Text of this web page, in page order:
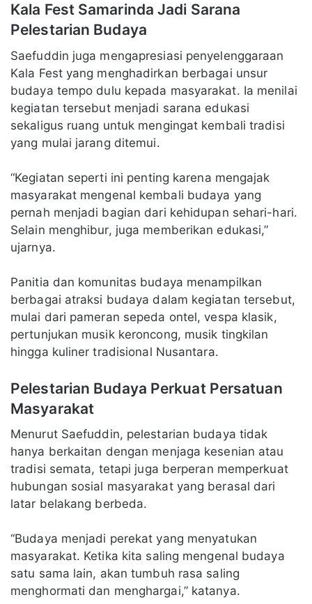
Kala Fest Samarinda Jadi Sarana
Pelestarian Budaya
Saefuddin juga mengapresiasi penyelenggaraan
Kala Fest yang menghadirkan berbagai unsur
budaya tempo dulu kepada masyarakat. Ia menilai
kegiatan tersebut menjadi sarana edukasi
sekaligus ruang untuk mengingat kembali tradisi
yang mulai jarang ditemui.
“Kegiatan seperti ini penting karena mengajak
masyarakat mengenal kembali budaya yang
pernah menjadi bagian dari kehidupan sehari-hari.
Selain menghibur, juga memberikan edukasi,”
ujarnya.
Panitia dan komunitas budaya menampilkan
berbagai atraksi budaya dalam kegiatan tersebut,
mulai dari pameran sepeda ontel, vespa klasik,
pertunjukan musik keroncong, musik tingkilan
hingga kuliner tradisional Nusantara.
Pelestarian Budaya Perkuat Persatuan
Masyarakat
Menurut Saefuddin, pelestarian budaya tidak
hanya berkaitan dengan menjaga kesenian atau
tradisi semata, tetapi juga berperan memperkuat
hubungan sosial masyarakat yang berasal dari
latar belakang berbeda.
“Budaya menjadi perekat yang menyatukan
masyarakat. Ketika kita saling mengenal budaya
satu sama lain, akan tumbuh rasa saling
menghormati dan menghargai,” katanya.